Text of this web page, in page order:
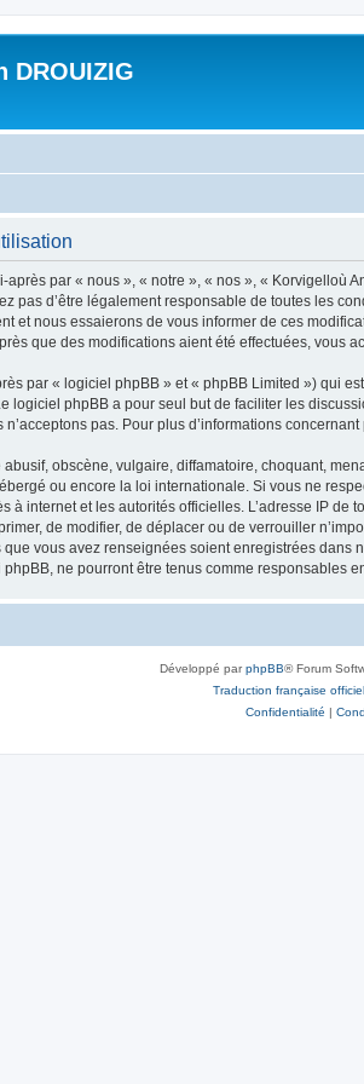
DROUIZIG
par « nous », « notre », « nos », « Korvigelloù
pas d’être légalement responsable de toutes les
et nous essaierons de vous informer de ces
que des modifications aient été effectuées, vous
par « logiciel phpBB » et « phpBB Limited ») qui
logiciel phpBB a pour seul but de faciliter les
pas. Pour plus d’informations
obscène, vulgaire, diffamatoire, choquant,
ou encore la loi internationale. Si vous ne
à internet et les autorités officielles. L’adresse IP
de modifier, de déplacer ou de verrouiller
vous avez renseignées soient enregistrées
ne pourront être tenus comme responsables
Développé parphpBB® Forum
Traduction française
Confidentialité |